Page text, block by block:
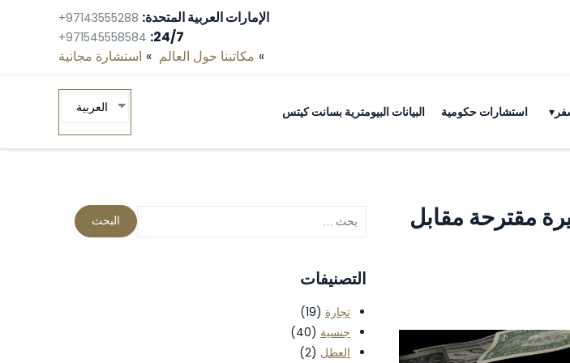
الإمارات العربية المتحدة: +97143555288
24/7:
+971545558584
مكاتبنا حول العالم استشارة مجانية‎
استشارات حكومية البيانات البيومترية بسانت كيتس العربية
مقترحة مقابل
التصنيفات
تجارة (19)
جنسية (40)
العطل (2)